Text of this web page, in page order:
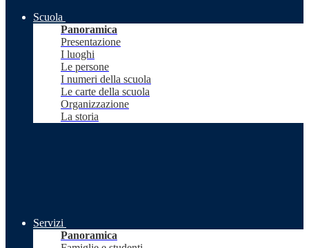
Scuola
Panoramica
Presentazione
I luoghi
Le persone
I numeri della scuola
Le carte della scuola
Organizzazione
La storia
Servizi
Panoramica